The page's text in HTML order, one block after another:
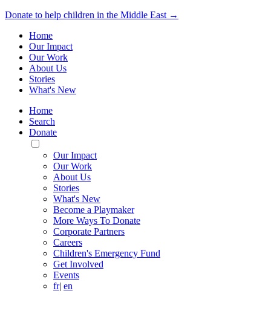
Donate to help children in the Middle East →
Home
Our Impact
Our Work
About Us
Stories
What's New
Home
Search
Donate
Toggle
Mobile
Menu
Our Impact
Our Work
About Us
Stories
What's New
Become a Playmaker
More Ways To Donate
Corporate Partners
Careers
Children's Emergency Fund
Get Involved
Events
fr| en